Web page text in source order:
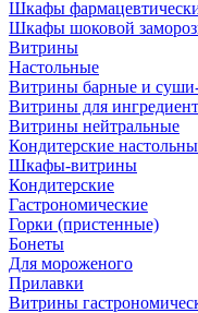
Шкафы
Шкафы шоковой
Витрины
Настольные
Витрины барные и
Витрины для
Витрины нейтральные
Кондитерские
Шкафы-витрины
Кондитерские
Гастрономические
Горки (пристенные)
Бонеты
Для мороженого
Прилавки
Витрины